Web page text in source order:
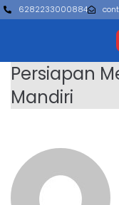
6282233000884
Persiapan
Mandiri